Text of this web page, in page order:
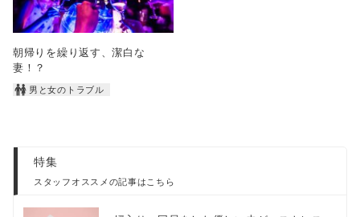
朝帰りを繰り返す、潔白な
妻！？
男と女のトラブル
特集
スタッフオススメの記事はこちら